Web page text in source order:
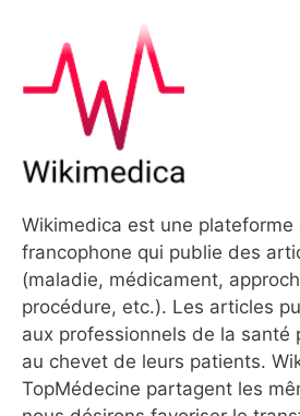
Wikimedica est une plateforme
francophone qui publie des
(maladie, médicament,
procédure, etc.). Les articles
aux professionnels de la santé
au chevet de leurs patients.
TopMédecine partagent les